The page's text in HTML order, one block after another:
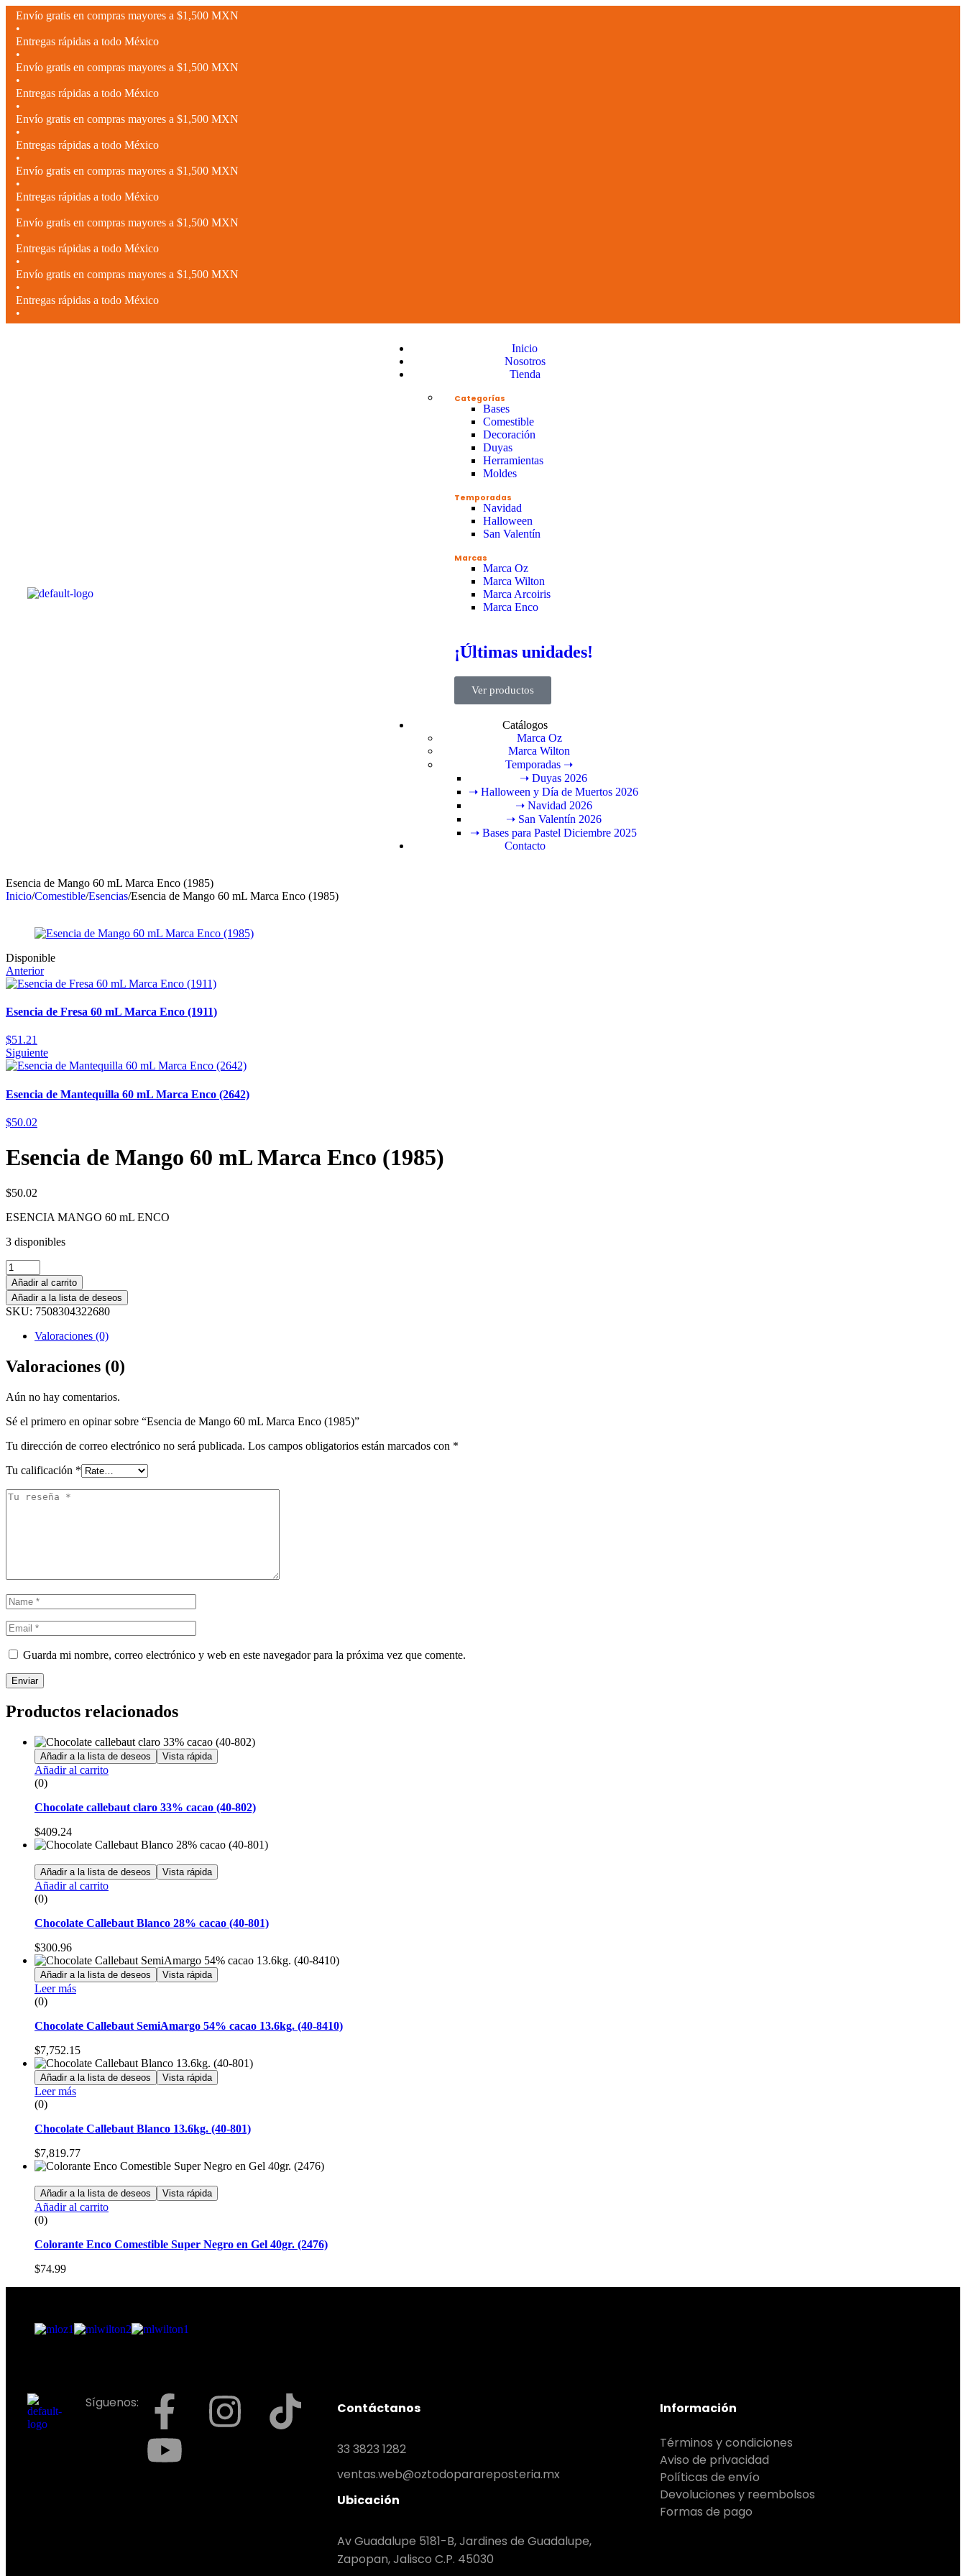
Envío gratis en compras mayores a $1,500 MXN
•
Entregas rápidas a todo México
•
Envío gratis en compras mayores a $1,500 MXN
•
Entregas rápidas a todo México
•
Envío gratis en compras mayores a $1,500 MXN
•
Entregas rápidas a todo México
•
Envío gratis en compras mayores a $1,500 MXN
•
Entregas rápidas a todo México
•
Envío gratis en compras mayores a $1,500 MXN
•
Entregas rápidas a todo México
•
Envío gratis en compras mayores a $1,500 MXN
•
Entregas rápidas a todo México
•
Inicio
Nosotros
Tienda
Categorías
Bases
Comestible
Decoración
Duyas
Herramientas
Moldes
Temporadas
Navidad
Halloween
San Valentín
Marcas
Marca Oz
Marca Wilton
Marca Arcoiris
Marca Enco
¡Últimas unidades!
Ver productos
Catálogos
Marca Oz
Marca Wilton
Temporadas ➝
➝ Duyas 2026
➝ Halloween y Día de Muertos 2026
➝ Navidad 2026
➝ San Valentín 2026
➝ Bases para Pastel Diciembre 2025
Contacto
Esencia de Mango 60 mL Marca Enco (1985)
Inicio/Comestible/Esencias/Esencia de Mango 60 mL Marca Enco (1985)
Disponible
Anterior
Esencia de Fresa 60 mL Marca Enco (1911)
$51.21
Siguiente
Esencia de Mantequilla 60 mL Marca Enco (2642)
$50.02
Esencia de Mango 60 mL Marca Enco (1985)
$50.02
ESENCIA MANGO 60 mL ENCO
3 disponibles
Añadir al carrito
Añadir a la lista de deseos
SKU: 7508304322680
Valoraciones (0)
Valoraciones (0)
Aún no hay comentarios.
Sé el primero en opinar sobre “Esencia de Mango 60 mL Marca Enco (1985)”
Tu dirección de correo electrónico no será publicada. Los campos obligatorios están marcados con *
Tu calificación *
Guarda mi nombre, correo electrónico y web en este navegador para la próxima vez que comente.
Enviar
Productos relacionados
Añadir a la lista de deseos Vista rápida
Añadir al carrito
(0)
Chocolate callebaut claro 33% cacao (40-802)
$409.24
Añadir a la lista de deseos Vista rápida
Añadir al carrito
(0)
Chocolate Callebaut Blanco 28% cacao (40-801)
$300.96
Añadir a la lista de deseos Vista rápida
Leer más
(0)
Chocolate Callebaut SemiAmargo 54% cacao 13.6kg. (40-8410)
$7,752.15
Añadir a la lista de deseos Vista rápida
Leer más
(0)
Chocolate Callebaut Blanco 13.6kg. (40-801)
$7,819.77
Añadir a la lista de deseos Vista rápida
Añadir al carrito
(0)
Colorante Enco Comestible Super Negro en Gel 40gr. (2476)
$74.99
Síguenos: Contáctanos
33 3823 1282
ventas.web@oztodoparareposteria.mx
Ubicación
Av Guadalupe 5181-B, Jardines de Guadalupe,
Zapopan, Jalisco C.P. 45030
Información
Términos y condiciones
Aviso de privacidad
Políticas de envío
Devoluciones y reembolsos
Formas de pago